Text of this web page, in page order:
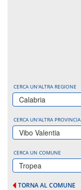
CERCA UN'ALTRA REGIONE
Calabria
CERCA UN'ALTRA PROVINCIA
Vibo Valentia
CERCA UN COMUNE
Tropea
TORNA AL COMUNE